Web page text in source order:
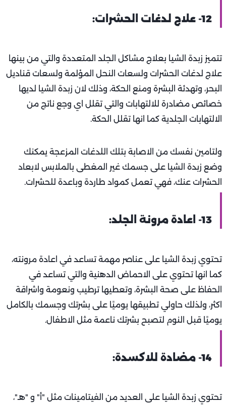
12- علاج لدغات الحشرات:
تتميز زبدة الشيا بعلاج مشاكل الجلد المتعددة والتي من بينها
علاج لدغات الحشرات ولسعات النحل المؤلمة ولسعات قناديل
البحر، وتهدئة البشرة ومنع الحكة، وذلك لان زبدة الشيا لديها
خصائص مضادرة للالتهابات والتي تقلل اي وجع ناتج من
الالتهابات الجلدية كما انها تقلل الحكة.
ولتامين نفسك من الاصابة بتلك اللدغات المزعجة يمكنك
وضع زبدة الشيا على جسمك غير المغطى بالملابس لابعاد
الحشرات عنك، فهي تعمل كمواد طاردة وباعدة للحشرات.
13- اعادة مرونة الجلد:
تحتوي زبدة الشيا على عناصر مهمة تساعد في اعادة مرونته،
كما انها تحتوي على الاحماض الدهنية والتي تساعد في
الحفاظ على صحة البشرة، وتعطيها ترطيب ونعومة واشراقة
اكثر، ولذلك حاولي تطبيقها يوميًا على بشرتك وجسمك بالكامل
يوميًا قبل النوم لتصبح بشرتك ناعمة مثل الاطفال.
14- مضادة للاكسدة:
تحتوي زبدة الشيا على العديد من الفيتامينات مثل "أ" و "هـ"،